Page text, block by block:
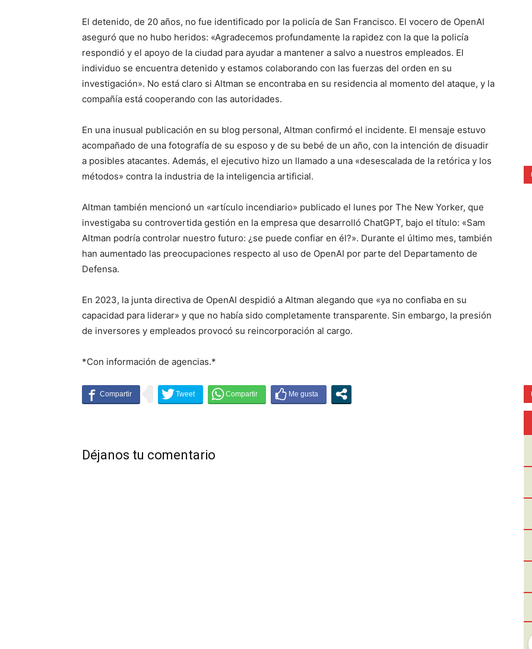
El detenido, de 20 años, no fue identificado por la policía de San Francisco. El vocero de OpenAI
aseguró que no hubo heridos: «Agradecemos profundamente la rapidez con la que la policía
respondió y el apoyo de la ciudad para ayudar a mantener a salvo a nuestros empleados. El
individuo se encuentra detenido y estamos colaborando con las fuerzas del orden en su
investigación». No está claro si Altman se encontraba en su residencia al momento del ataque, y la
compañía está cooperando con las autoridades.
En una inusual publicación en su blog personal, Altman confirmó el incidente. El mensaje estuvo
acompañado de una fotografía de su esposo y de su bebé de un año, con la intención de disuadir
a posibles atacantes. Además, el ejecutivo hizo un llamado a una «desescalada de la retórica y los
métodos» contra la industria de la inteligencia artificial.
Altman también mencionó un «artículo incendiario» publicado el lunes por The New Yorker, que
investigaba su controvertida gestión en la empresa que desarrolló ChatGPT, bajo el título: «Sam
Altman podría controlar nuestro futuro: ¿se puede confiar en él?». Durante el último mes, también
han aumentado las preocupaciones respecto al uso de OpenAI por parte del Departamento de
Defensa.
En 2023, la junta directiva de OpenAI despidió a Altman alegando que «ya no confiaba en su
capacidad para liderar» y que no había sido completamente transparente. Sin embargo, la presión
de inversores y empleados provocó su reincorporación al cargo.
*Con información de agencias.*
Déjanos tu comentario